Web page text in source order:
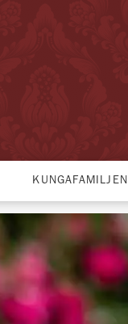
KUNGAFAMILJEN